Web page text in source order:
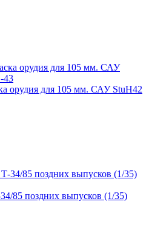
орудия для 105 мм. САУ StuH42
85 поздних выпусков (1/35)